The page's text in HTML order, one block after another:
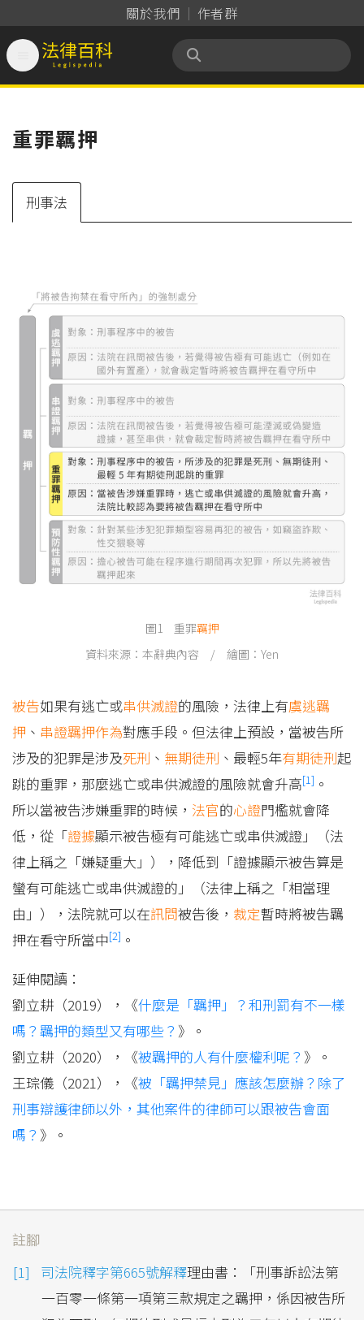
關於我們 作者群
法律百科 Legispedia
重罪羈押
刑事法
圖1 重罪羈押
資料來源：本辭典內容 / 繪圖：Yen
被告如果有逃亡或串供滅證的風險，法律上有虞逃羈
押 、 串證羈押作為對應手段。但法律上預設，當被告所
涉及的犯罪是涉及死刑 、 無期徒刑 、最輕5年有期徒刑起
跳的重罪，那麼逃亡或串供滅證的風險就會升高[1] 。
所以當被告涉嫌重罪的時候， 法官的心證門檻就會降
低，從「證據顯示被告極有可能逃亡或串供滅證」（法
律上稱之「嫌疑重大」），降低到「證據顯示被告算是
蠻有可能逃亡或串供滅證的」（法律上稱之「相當理
由」），法院就可以在訊問被告後， 裁定暫時將被告羈
押在看守所當中[2] 。
延伸閱讀：
劉立耕（2019），《什麼是「羈押」？和刑罰有不一樣
嗎？羈押的類型又有哪些？ 》。
劉立耕（2020），《被羈押的人有什麼權利呢？ 》。
王琮儀（2021），《被「羈押禁見」應該怎麼辦？除了
刑事辯護律師以外，其他案件的律師可以跟被告會面
嗎？ 》。
註腳
司法院釋字第665號解釋理由書：「刑事訴訟法第
一百零一條第一項第三款規定之羈押，係因被告所